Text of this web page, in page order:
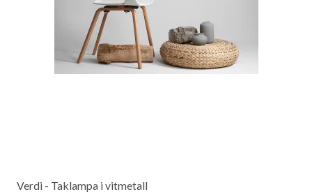
Verdi - Taklampa i vitmetall